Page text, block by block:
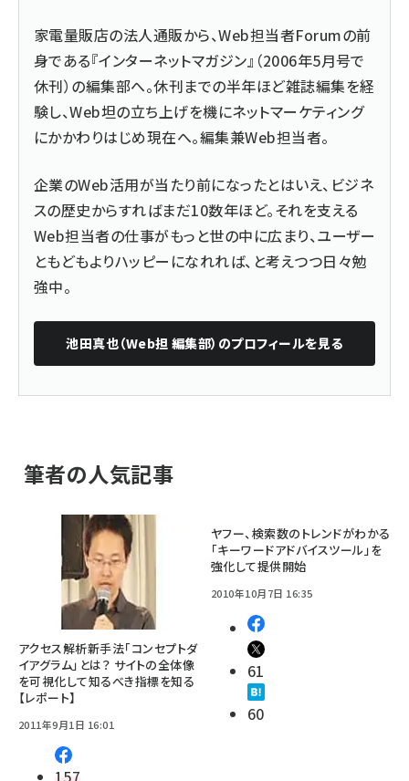
家電量販店の法人通販から、Web担当者Forumの前
身である『インターネットマガジン』（2006年5月号で
休刊）の編集部へ。休刊までの半年ほど雑誌編集を経
験し、Web坦の立ち上げを機にネットマーケティング
にかかわりはじめ現在へ。編集兼Web担当者。
企業のWeb活用が当たり前になったとはいえ、ビジネ
スの歴史からすればまだ10数年ほど。それを支える
Web担当者の仕事がもっと世の中に広まり、ユーザー
ともどもよりハッピーになれれば、と考えつつ日々勉
強中。
池田真也（Web担 編集部） のプロフィールを見る
筆者の人気記事
アクセス解析新手法「コンセプトダ
イアグラム」とは？ サイトの全体像
を可視化して知るべき指標を知る
【レポート】
2011年9月1日 16:01
157
ヤフー、検索数のトレンドがわかる
「キーワードアドバイスツール」を
強化して提供開始
2010年10月7日 16:35
61
60